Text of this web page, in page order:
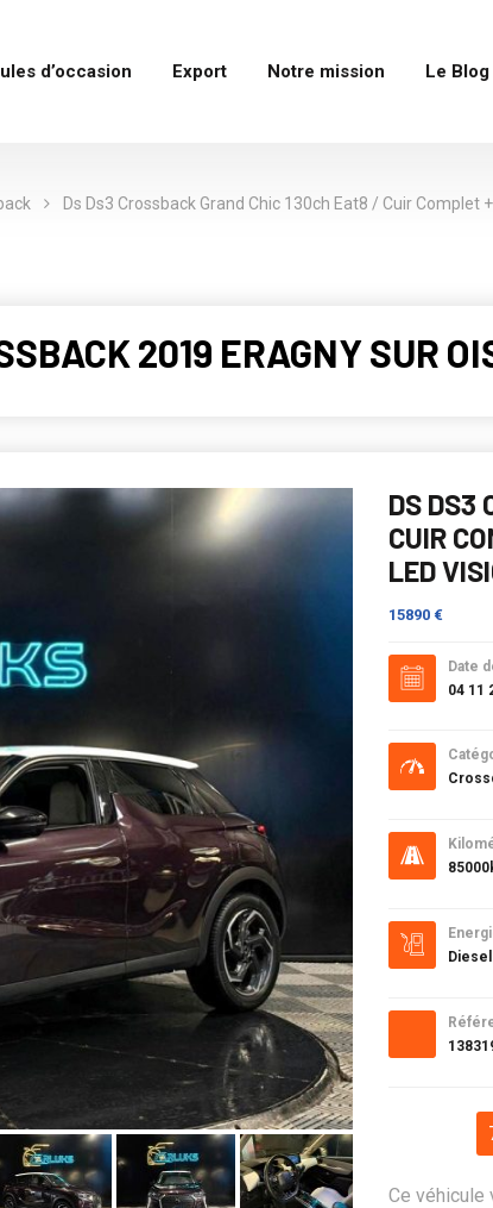
d’occasion Export Notre mission Le Blog
Ds Ds3 Crossback Grand Chic 130ch Eat8 / Cuir Complet
2019 ERAGNY SUR
DS DS3
CUIR
LED
15890 €
Date
04 11
Diesel
Ce